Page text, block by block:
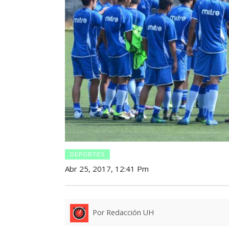
DEPORTES
Abr 25, 2017, 12:41 Pm
Por Redacción UH